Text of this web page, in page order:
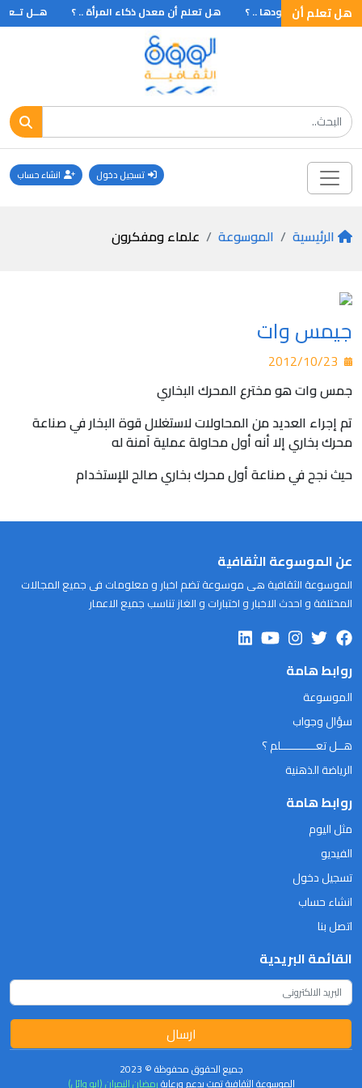
هل تعلم أن
تتعرف على مولودها .. ؟ هل تعلم أن معدل ذكاء المرأة .. ؟ هــل
تسجيل دخول انشاء حساب
الرئيسية الموسوعة علماء ومفكرون
جيمس وات
جمس وات هو مخترع المحرك البخاري
تم إجراء العديد من المحاولات لاستغلال قوة البخار في صناعة
محرك بخاري إلا أنه أول محاولة عملية آمنة له
حيث نجح في صناعة أول محرك بخاري صالح للإستخدام
عن الموسوعة الثقافية
الموسوعة الثقافية هى موسوعة تضم اخبار و معلومات فى جميع المجالات
المختلفة و احدث الاخبار و اختبارات و الغاز تناسب جميع الاعمار
روابط هامة
الموسوعة
سؤال وجواب
هــل تعـــــــــــلم ؟
الرياضة الذهنية
روابط هامة
مثل اليوم
الفيديو
تسجيل دخول
انشاء حساب
اتصل بنا
القائمة البريدية
ارسال
جميع الحقوق محفوظة © 2023
الموسوعة الثقافية تمت بدعم ورعايةرمضان النمران (ابو وائل)